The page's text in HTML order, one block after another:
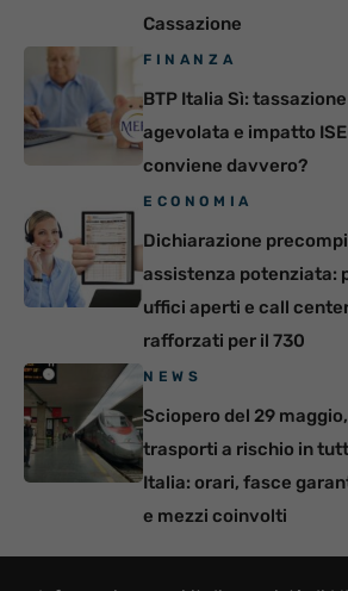
Cassazione
FINANZA
BTP Italia Sì: tassazione
agevolata e impatto
conviene davvero?
ECONOMIA
Dichiarazione
assistenza potenziata:
uffici aperti e call
rafforzati per il 730
NEWS
Sciopero del 29 maggio,
trasporti a rischio in
Italia: orari, fasce
e mezzi coinvolti